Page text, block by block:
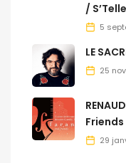
/ S’Telle
5
LE
25
Friends
29